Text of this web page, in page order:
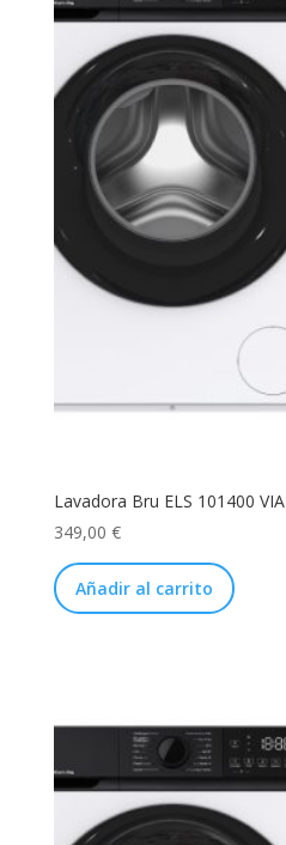
Lavadora Bru ELS 101400 VIA
349,00 €
Añadir al carrito